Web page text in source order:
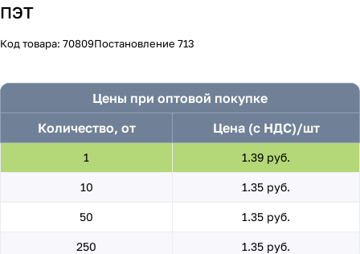
ПЭТ
Код товара: 70809Постановление 713
Цены при оптовой покупке
Количество, от
Цена (с НДС)/шт
1 1.39 руб.
10 1.35 руб.
50 1.35 руб.
250 1.35 руб.